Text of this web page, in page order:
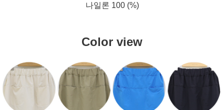
나일론 100 (%)
Color view